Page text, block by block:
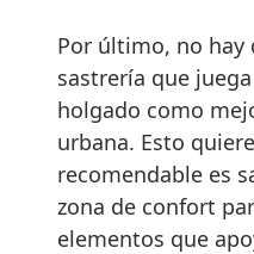
Por último, no hay
sastrería que
holgado como
urbana. Esto
recomendable es
zona de confort
elementos que